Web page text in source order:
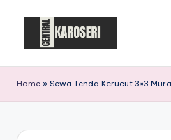
e
n
t
Home » Sewa Tenda Kerucut 3×3